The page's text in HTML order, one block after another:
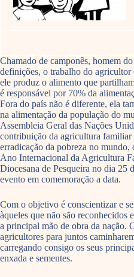
Chamado de camponês, homem
definições, o trabalho do
ele produz o alimento que
é responsável por 70% da
Fora do país não é diferente, ela
na alimentação da população do
Assembleia Geral das Nações
contribuição da agricultura familiar
erradicação da pobreza no
Ano Internacional da Agricultura
Diocesana de Pesqueira no dia
evento em comemoração a data.
Com o objetivo é conscientizar e
àqueles que não são reconhecidos
a principal mão de obra da nação.
agricultores para juntos
carregando consigo os seus
enxada e sementes.